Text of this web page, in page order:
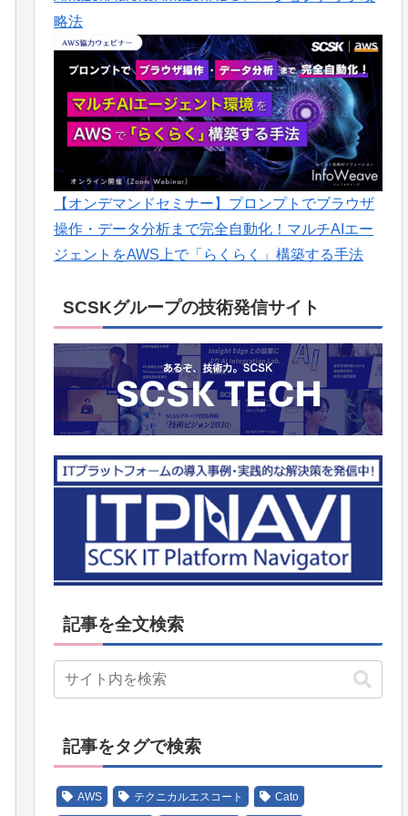
略法
【オンデマンドセミナー】プロンプトでブラウザ
操作・データ分析まで完全自動化！マルチAIエー
ジェントをAWS上で「らくらく」構築する手法
SCSKグループの技術発信サイト
記事を全文検索
記事をタグで検索
AWS テクニカルエスコート Cato